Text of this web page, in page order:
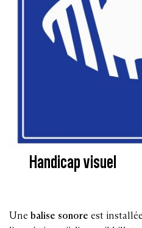
Handicap visuel
Une balise sonore est